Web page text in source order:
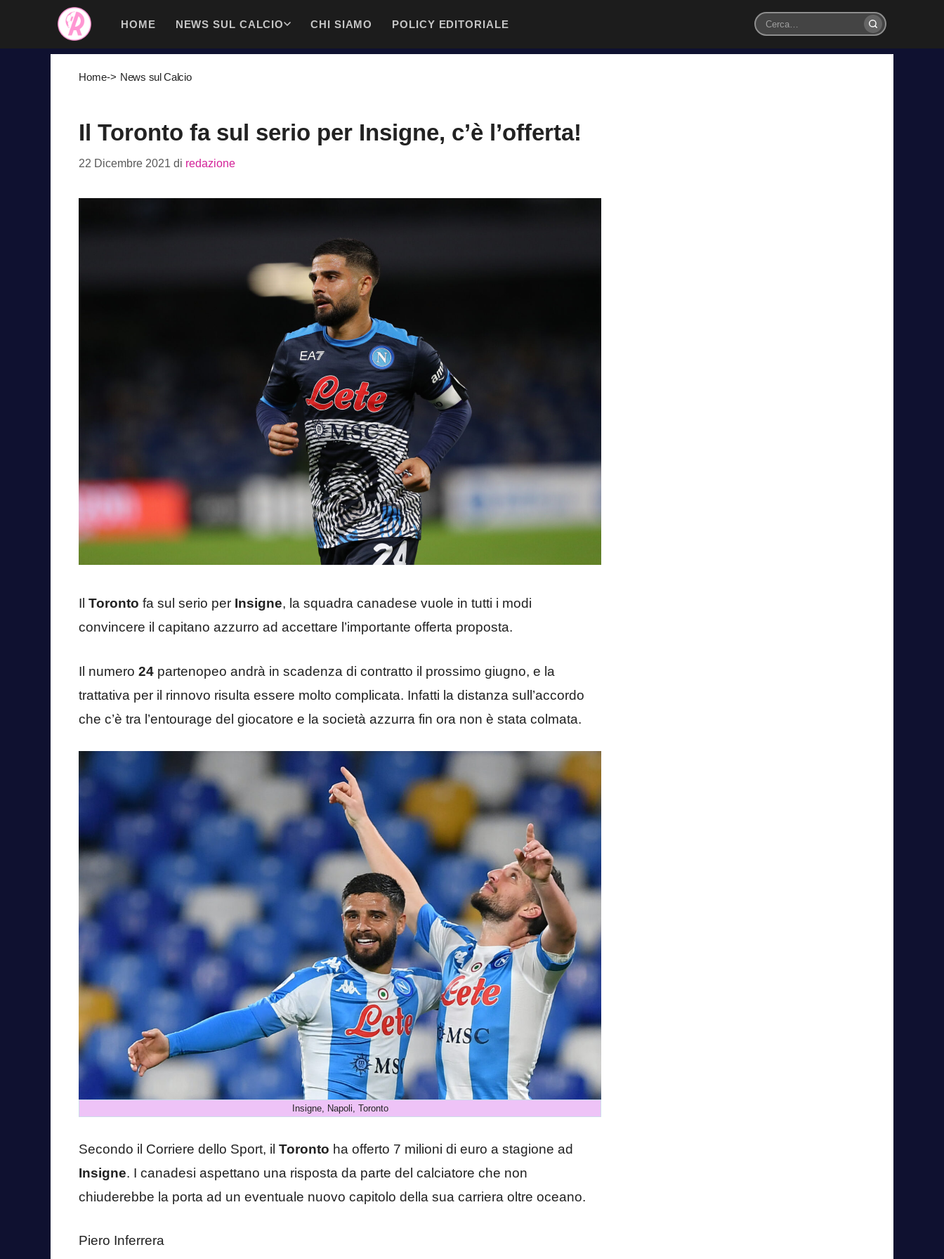
contenuto
HOME NEWS SUL CALCIO CHI SIAMO POLICY EDITORIALE
Cerca
Home-> News sul Calcio
Il Toronto fa sul serio per Insigne, c’è l’offerta!
22 Dicembre 2021 di redazione
Il Toronto fa sul serio per Insigne, la squadra canadese vuole in tutti i modi
convincere il capitano azzurro ad accettare l’importante offerta proposta.
Il numero 24 partenopeo andrà in scadenza di contratto il prossimo giugno, e la
trattativa per il rinnovo risulta essere molto complicata. Infatti la distanza sull’accordo
che c’è tra l’entourage del giocatore e la società azzurra fin ora non è stata colmata.
Insigne, Napoli, Toronto
Secondo il Corriere dello Sport, il Toronto ha offerto 7 milioni di euro a stagione ad
Insigne. I canadesi aspettano una risposta da parte del calciatore che non
chiuderebbe la porta ad un eventuale nuovo capitolo della sua carriera oltre oceano.
Piero Inferrera